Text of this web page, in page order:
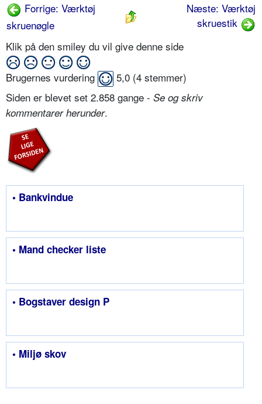
Forrige: Værktøj
skruenøgle
Næste: Værktøj
skruestik
Klik på den smiley du vil give denne side
Brugernes vurdering 5,0 (4 stemmer)
Siden er blevet set 2.858 gange - Se og skriv
kommentarer herunder.
• Bankvindue
• Mand checker liste
• Bogstaver design P
• Miljø skov